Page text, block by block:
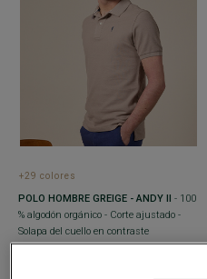
+29 colores
POLO HOMBRE GREIGE - ANDY II
- 100
% algodón orgánico - Corte ajustado -
Solapa del cuello en contraste